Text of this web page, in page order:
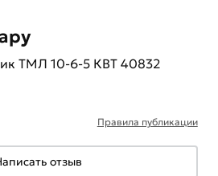
ТМЛ 10-6-5 КВТ 40832
Правила публикации
отзыв